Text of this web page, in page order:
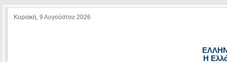
Κυριακή, 9 Αυγούστου 2026
Η